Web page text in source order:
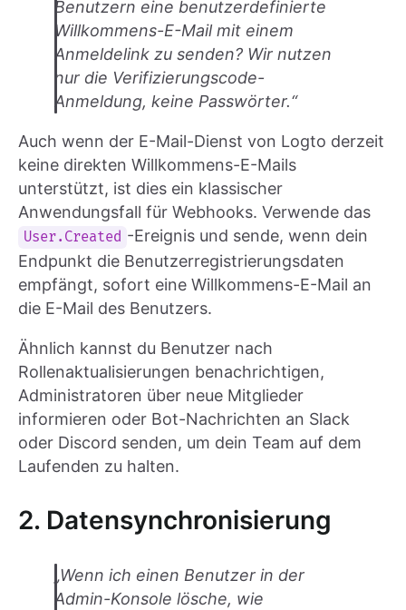
Benutzern eine benutzerdefinierte
Willkommens-E-Mail mit einem
Anmeldelink zu senden? Wir nutzen
nur die Verifizierungscode-
Anmeldung, keine Passwörter.“
Auch wenn der E-Mail-Dienst von Logto derzeit
keine direkten Willkommens-E-Mails
unterstützt, ist dies ein klassischer
Anwendungsfall für Webhooks. Verwende das
User.Created -Ereignis und sende, wenn dein
Endpunkt die Benutzerregistrierungsdaten
empfängt, sofort eine Willkommens-E-Mail an
die E-Mail des Benutzers.
Ähnlich kannst du Benutzer nach
Rollenaktualisierungen benachrichtigen,
Administratoren über neue Mitglieder
informieren oder Bot-Nachrichten an Slack
oder Discord senden, um dein Team auf dem
Laufenden zu halten.
2. Datensynchronisierung
„Wenn ich einen Benutzer in der
Admin-Konsole lösche, wie